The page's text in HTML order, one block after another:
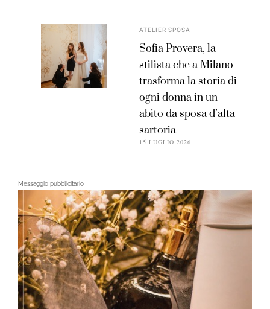
ATELIER SPOSA
Sofia Provera, la
stilista che a Milano
trasforma la storia di
ogni donna in un
abito da sposa d’alta
sartoria
15 LUGLIO 2026
Messaggio pubblicitario